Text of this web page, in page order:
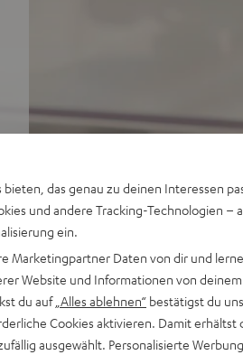
das genau zu deinen Interessen
und andere Tracking-Technologien –
ein.
Marketingpartner Daten von dir und
Website und Informationen von deinem
du auf „Alles ablehnen“ bestätigst du
Cookies aktivieren. Damit erhältst
ausgewählt. Personalisierte